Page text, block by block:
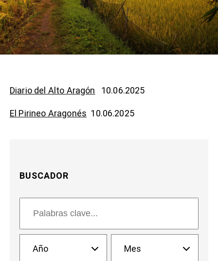
Diario del Alto Aragón 10.06.2025
El Pirineo Aragonés 10.06.2025
BUSCADOR